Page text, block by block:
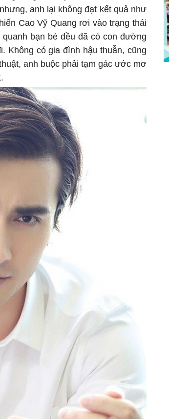
anh lại không đạt kết quả như
Cao Vỹ Quang rơi vào trạng thái
bạn bè đều đã có con đường
Không có gia đình hậu thuẫn, cũng
anh buộc phải tạm gác ước mơ